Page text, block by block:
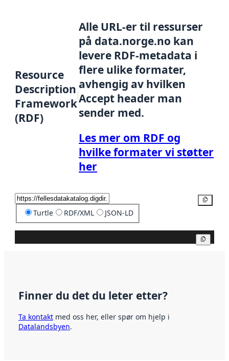
Resource
Description
Framework
(RDF)
Alle URL-er til ressurser
på data.norge.no kan
levere RDF-metadata i
flere ulike formater,
avhengig av hvilken
Accept header man
sender med.
Les mer om RDF og
hvilke formater vi støtter
her
Turtle RDF/XML JSON-LD
Finner du det du leter etter?
Ta kontakt med oss her, eller spør om hjelp i
Datalandsbyen.